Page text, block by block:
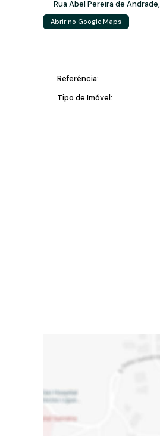
Rua Abel Pereira de Andrade,
Abrir no Google Maps
Referência:
Tipo de Imóvel: